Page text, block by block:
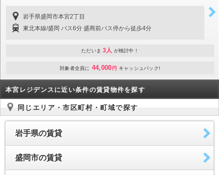
岩手県盛岡市本宮2丁目
東北本線/盛岡 バス6分 盛商前バス停から徒歩4分
ただいま 3人 が検討中！
対象者全員に 44,000 円 キャッシュバック!
本宮レジデンスに近い条件の賃貸物件を探す
同じエリア・市区町村・町域で探す
岩手県の賃貸
盛岡市の賃貸